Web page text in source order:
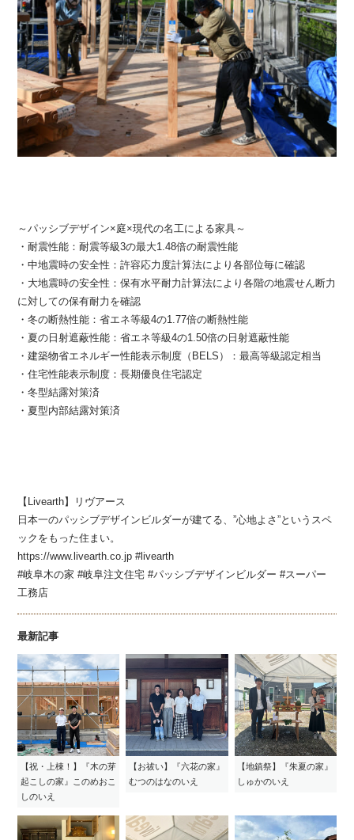
～パッシブデザイン×庭×現代の名工による家具～
・耐震性能：耐震等級3の最大1.48倍の耐震性能
・中地震時の安全性：許容応力度計算法により各部位毎に確認
・大地震時の安全性：保有水平耐力計算法により各階の地震せん断力
に対しての保有耐力を確認
・冬の断熱性能：省エネ等級4の1.77倍の断熱性能
・夏の日射遮蔽性能：省エネ等級4の1.50倍の日射遮蔽性能
・建築物省エネルギー性能表示制度（BELS）：最高等級認定相当
・住宅性能表示制度：長期優良住宅認定
・冬型結露対策済
・夏型内部結露対策済
【Livearth】リヴアース
日本一のパッシブデザインビルダーが建てる、”心地よさ”というスペ
ックをもった住まい。
https://www.livearth.co.jp #livearth
#岐阜木の家 #岐阜注文住宅 #パッシブデザインビルダー #スーパー
工務店
最新記事
【祝・上棟！】『木の芽
起こしの家』このめおこ
しのいえ
【お祓い】『六花の家』
むつのはなのいえ
【地鎮祭】『朱夏の家』
しゅかのいえ